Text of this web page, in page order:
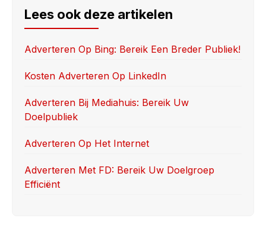
e
b
o
o
o
d
o
n
e
Lees ook deze artikelen
Adverteren Op Bing: Bereik Een Breder Publiek!
Kosten Adverteren Op LinkedIn
Adverteren Bij Mediahuis: Bereik Uw
Doelpubliek
Adverteren Op Het Internet
Adverteren Met FD: Bereik Uw Doelgroep
Efficiënt